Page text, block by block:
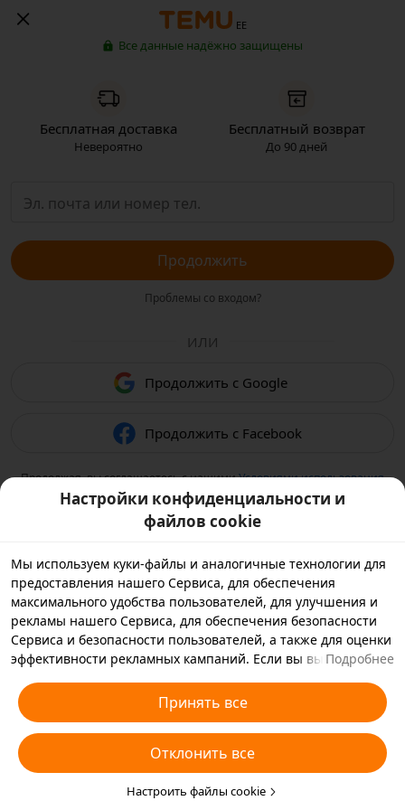
EE
Все данные надёжно защищены
Бесплатная доставка
Невероятно
Бесплатный возврат
До 90 дней
Продолжить
Проблемы со входом?
ИЛИ
Продолжить с Google
Продолжить с Facebook
Продолжая, вы соглашаетесь с нашимиУсловиями использования
и подтверждаете, что прочитали нашу Политику
конфиденциальности
Настройки конфиденциальности и
файлов cookie
Мы используем куки-файлы и аналогичные технологии для
предоставления нашего Сервиса, для обеспечения
максимального удобства пользователей, для улучшения и
рекламы нашего Сервиса, для обеспечения безопасности
Сервиса и безопасности пользователей, а также для оценки
эффективности рекламных кампаний. Если вы выбираете
с которыми мы работаем, будем хранить куки-файлы и
использовать аналогичные технологии на вашем
устройстве в рекламных целях. Вы также можете выбрать
«Отклонить все», чтобы отклонить все необязательные
куки-файлы, или выбрать, какие типы куки-файлов
необходимо принять или отклонить. Для этого нажмите
Подробнее
Принять все
Отклонить все
Настроить файлы cookie